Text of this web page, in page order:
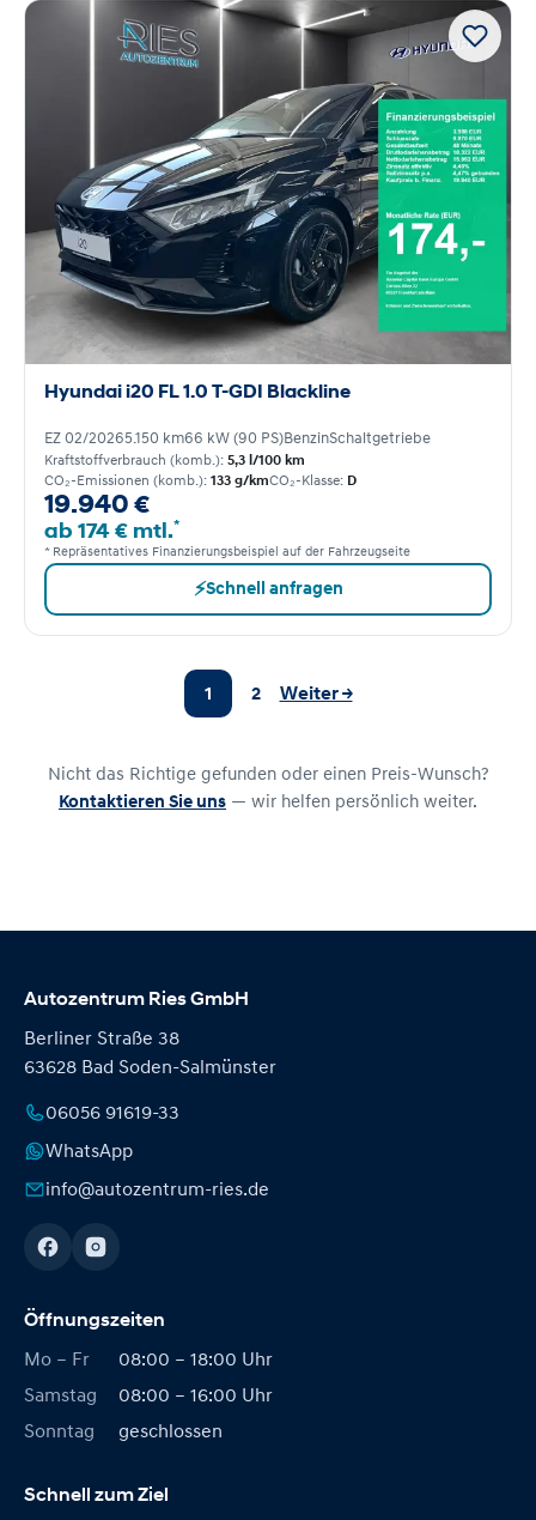
Hyundai i20 FL 1.0 T-GDI Blackline
EZ 02/20265.150 km66 kW (90 PS)BenzinSchaltgetriebe
Kraftstoffverbrauch (komb.): 5,3 l/100 km
CO₂-Emissionen (komb.): 133 g/kmCO₂-Klasse: D
19.940 €
ab 174 € mtl.*
* Repräsentatives Finanzierungsbeispiel auf der Fahrzeugseite
⚡Schnell anfragen
1 2 Weiter →
Nicht das Richtige gefunden oder einen Preis-Wunsch?
Kontaktieren Sie uns — wir helfen persönlich weiter.
Autozentrum Ries GmbH
Berliner Straße 38
63628 Bad Soden-Salmünster
06056 91619-33
WhatsApp
info@autozentrum-ries.de
Öffnungszeiten
Mo – Fr
08:00 – 18:00 Uhr
Samstag
08:00 – 16:00 Uhr
Sonntag
geschlossen
Schnell zum Ziel